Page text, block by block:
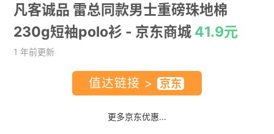
凡客诚品 雷总同款男士重磅珠地棉
230g短袖polo衫 - 京东商城 41.9元
1 年前更新
值达链接 >
更多京东优惠...